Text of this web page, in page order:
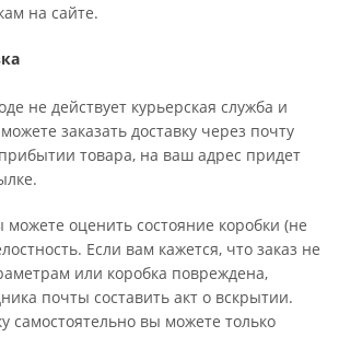
на сайте.
не действует курьерская служба и
заказать доставку через почту
товара, на ваш адрес придет
оценить состояние коробки (не
Если вам кажется, что заказ не
или коробка повреждена,
почты составить акт о вскрытии.
самостоятельно вы можете только